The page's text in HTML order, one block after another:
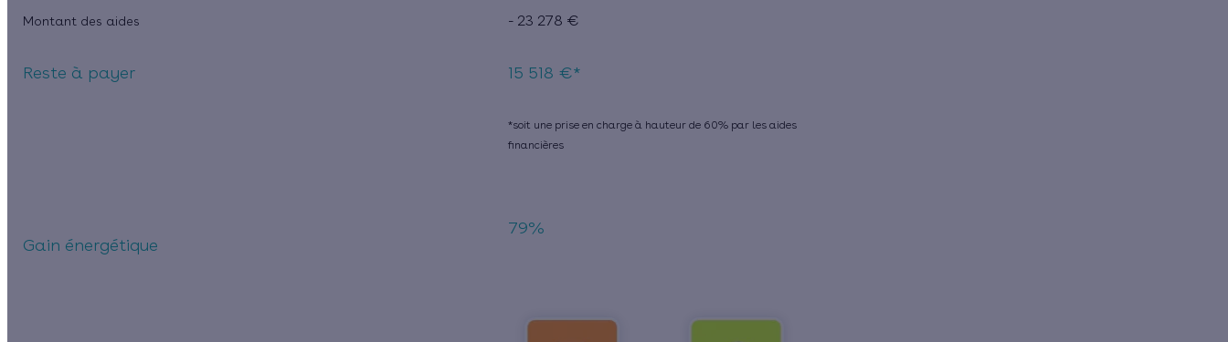
Montant des aides - 23 278 €
Reste à payer 15 518 €*
*soit une prise en charge à hauteur de 60% par les aides
financières
Gain énergétique
79%